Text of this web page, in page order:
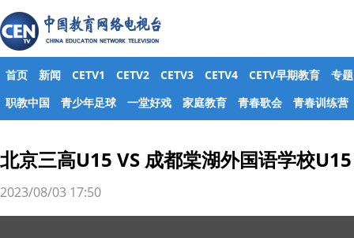
首页 新闻 CETV1 CETV2 CETV3 CETV4 CETV早期教育
专题
职教中国
青少年足球 一堂好戏 家庭教育 青春歌会 青春训练营
北京三高U15 VS 成都棠湖外国语学校U15
2023/08/03 17:50